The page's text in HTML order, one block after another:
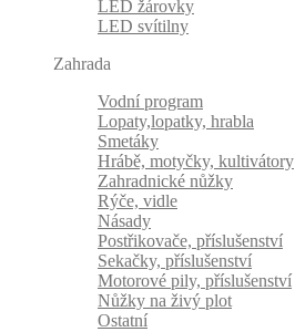
LED žárovky
LED svítilny
Zahrada
Vodní program
Lopaty,lopatky, hrabla
Smetáky
Hrábě, motyčky, kultivátory
Zahradnické nůžky
Rýče, vidle
Násady
Postřikovače, příslušenství
Sekačky, příslušenství
Motorové pily, příslušenství
Nůžky na živý plot
Ostatní